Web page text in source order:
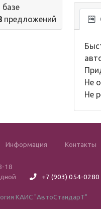
базе
предложений
Не
Не
Информация Контакты
18
+7 (903) 054-0280
КАИС "АвтоСтандарТ"